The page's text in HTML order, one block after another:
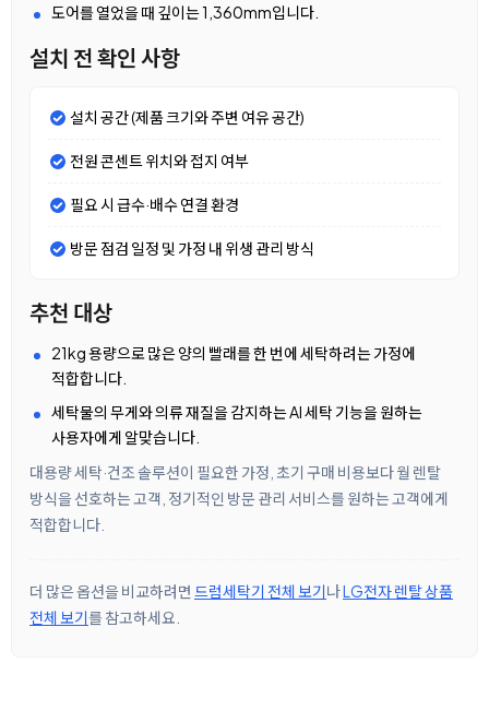
도어를 열었을 때 깊이는 1,360mm입니다.
설치 전 확인 사항
설치 공간 (제품 크기와 주변 여유 공간)
전원 콘센트 위치와 접지 여부
필요 시 급수·배수 연결 환경
방문 점검 일정 및 가정 내 위생 관리 방식
추천 대상
21kg 용량으로 많은 양의 빨래를 한 번에 세탁하려는 가정에
적합합니다.
세탁물의 무게와 의류 재질을 감지하는 AI 세탁 기능을 원하는
사용자에게 알맞습니다.
대용량 세탁·건조 솔루션이 필요한 가정, 초기 구매 비용보다 월 렌탈
방식을 선호하는 고객, 정기적인 방문 관리 서비스를 원하는 고객에게
적합합니다.
더 많은 옵션을 비교하려면 드럼세탁기 전체 보기나LG전자 렌탈 상품
전체 보기를 참고하세요.